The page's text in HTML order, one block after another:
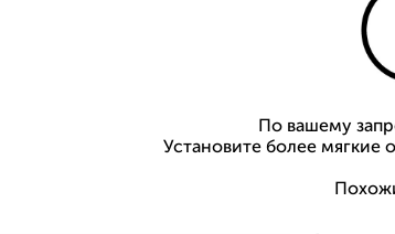
По вашему
Установите более мягкие